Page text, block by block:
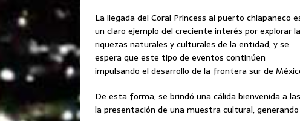
La llegada del Coral Princess al puerto chiapaneco
un claro ejemplo del creciente interés por explorar
riquezas naturales y culturales de la entidad, y se
espera que este tipo de eventos continúen
impulsando el desarrollo de la frontera sur de
De esta forma, se brindó una cálida bienvenida a
la presentación de una muestra cultural,